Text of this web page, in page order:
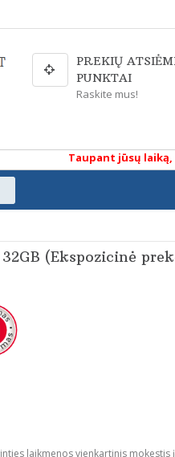
PREKIŲ
PUNKTAI
Raskite mus!
Taupant jūsų laiką,
(Ekspozicinė
laikmenos vienkartinis mokestis